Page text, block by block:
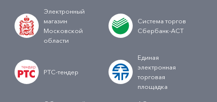
Электронный
магазин
Московской
области
Система торгов
Сбербанк-АСТ
РТС-тендер
Единая
электронная
торговая
площадка